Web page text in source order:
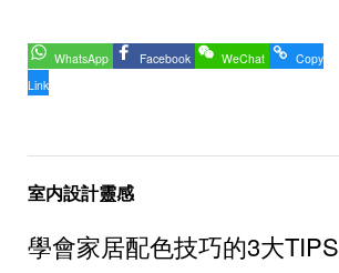
WhatsApp Facebook WeChat
Copy
Link
室内設計靈感
學會家居配色技巧的3大TIPS